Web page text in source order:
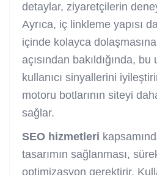
detaylar, ziyaretçilerin
Ayrıca, iç linkleme yapısı
içinde kolayca dolaşmasına
açısından bakıldığında,
kullanıcı sinyallerini
motoru botlarının siteyi
sağlar.
SEO hizmetleri
tasarımın sağlanması,
optimizasyon gerektirir.